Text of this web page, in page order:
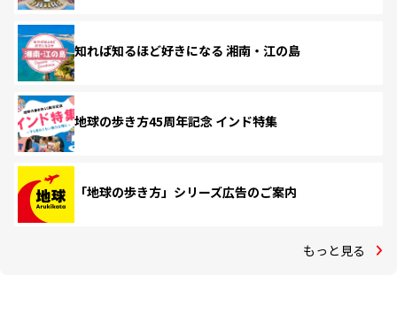
知れば知るほど好きになる 湘南・江の島
地球の歩き方45周年記念 インド特集
「地球の歩き方」シリーズ広告のご案内
もっと見る